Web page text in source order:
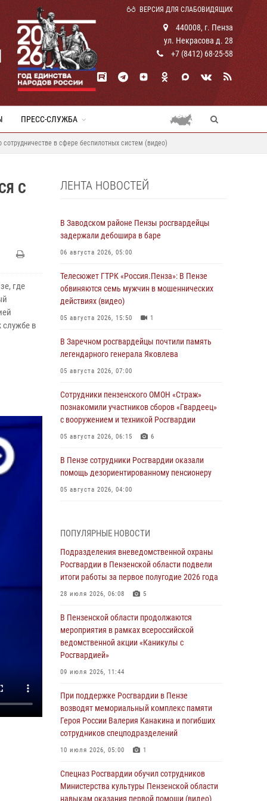
ВЕРСИЯ ДЛЯ СЛАБОВИДЯЩИХ
440008, г. Пенза
ул. Некрасова д. 28
+7 (8412) 68-25-58
ПРЕСС-СЛУЖБА
в сфере беспилотных систем (видео)
С
где
службе в
ЛЕНТА НОВОСТЕЙ
В Заводском районе Пензы росгвардейцы
задержали дебошира в баре
06 августа 2026, 05:00
Телесюжет ГТРК «Россия.Пенза»: В Пензе
обвиняются семь мужчин в мошеннических
действиях (видео)
05 августа 2026, 15:50 1
В Заречном росгвардейцы почтили память
легендарного генерала Яковлева
05 августа 2026, 07:00
Сотрудники пензенского ОМОН «Страж»
познакомили участников сборов «Гвардеец»
с вооружением и техникой Росгвардии
05 августа 2026, 06:15 6
В Пензе сотрудники Росгвардии оказали
помощь дезориентированному пенсионеру
05 августа 2026, 04:00
маскировавшейся под реабилитационный
центр (видео)
04 августа 2026, 07:05 4 1
В Управлении Росгвардии по Пензенской
полугодие 2026 года
04 августа 2026, 06:08
Росгвардия обеспечила безопасность
праздничных мероприятий в День ВДВ в
03 августа 2026, 07:14 1
В Пензе сотрудники Росгвардии задержали
мужчину, который криками и нецензурной
бранью напугал жильцов многоквартирного
03 августа 2026, 05:59
ПОПУЛЯРНЫЕ НОВОСТИ
Подразделения вневедомственной охраны
Росгвардии в Пензенской области подвели
итоги работы за первое полугодие 2026 года
28 июля 2026, 06:08 5
В Пензенской области продолжаются
мероприятия в рамках всероссийской
ведомственной акции «Каникулы с
Росгвардией»
09 июля 2026, 11:44
При поддержке Росгвардии в Пензе
возводят мемориальный комплекс памяти
Героя России Валерия Канакина и погибших
сотрудников спецподразделений
10 июля 2026, 05:00 1
Спецназ Росгвардии обучил сотрудников
Министерства культуры Пензенской области
навыкам оказания первой помощи (видео)